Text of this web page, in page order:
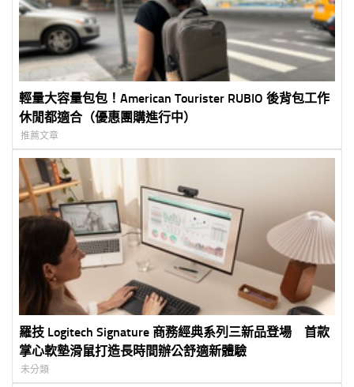
輕量大容量包包！American Tourister RUBIO 後背包工作
休閒都適合（優惠團購進行中）
推薦文章
羅技 Logitech Signature 商務經典系列三新品登場 首款
掌心軟墊滑鼠打造長時間辦公舒適新體驗
未分類